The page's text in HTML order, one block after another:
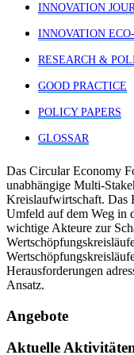
INNOVATION
INNOVATION
RESEARCH &
GOOD PRACTICE
POLICY PAPERS
GLOSSAR
Das Circular Economy
unabhängige Multi-
Kreislaufwirtschaft. Das
Umfeld auf dem Weg in
wichtige Akteure zur
Herausforderungen
Ansatz.
Angebote
Aktuelle